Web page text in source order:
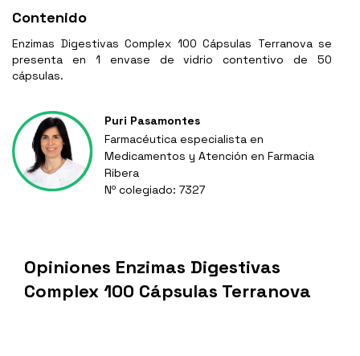
Contenido
Enzimas Digestivas Complex 100 Cápsulas Terranova se
presenta en 1 envase de vidrio contentivo de 50
cápsulas.
Puri Pasamontes
Farmacéutica especialista en
Medicamentos y Atención en Farmacia
Ribera
Nº colegiado: 7327
Opiniones Enzimas Digestivas
Complex 100 Cápsulas Terranova